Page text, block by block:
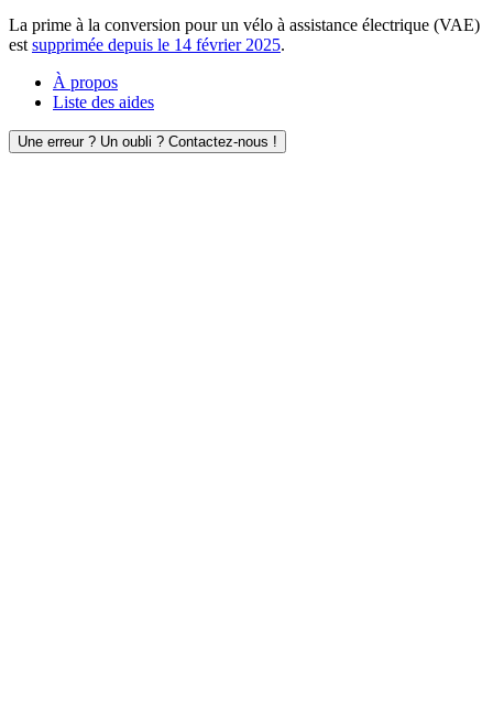
La prime à la conversion pour un vélo à assistance électrique (VAE)
est supprimée depuis le 14 février 2025.
À propos
Liste des aides
Une erreur ? Un oubli ? Contactez-nous !